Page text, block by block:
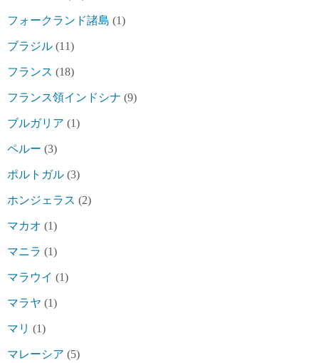
フォークランド諸島 (1)
ブラジル (11)
フランス (18)
フランス領インドシナ (9)
ブルガリア (1)
ペルー (3)
ポルトガル (3)
ホンジェラス (2)
マカオ (1)
マニラ (1)
マラウイ (1)
マラヤ (1)
マリ (1)
マレーシア (5)